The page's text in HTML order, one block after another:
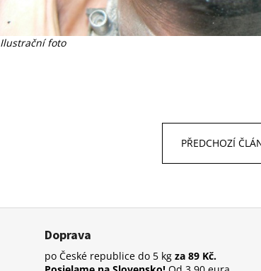
Ilustrační foto
PŘEDCHOZÍ
Doprava
po České republice do 5 kg za 89 Kč.